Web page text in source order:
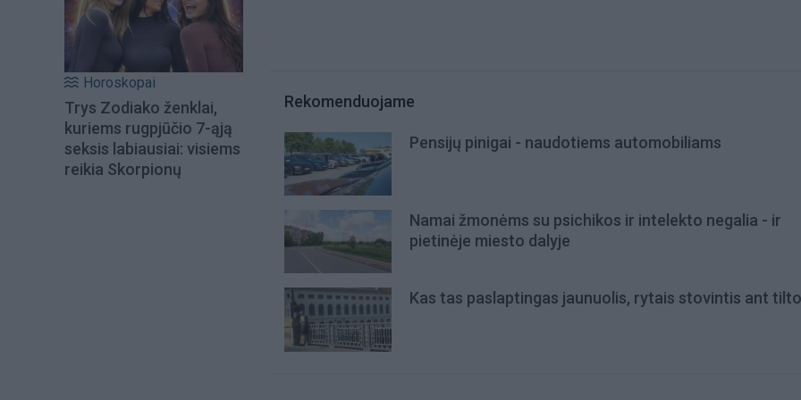
Horoskopai
Trys Zodiako ženklai,
kuriems rugpjūčio 7-ąją
seksis labiausiai: visiems
reikia Skorpionų
Rekomenduojame
Pensijų pinigai - naudotiems automobiliams
Namai žmonėms su psichikos ir intelekto negalia - ir
pietinėje miesto dalyje
Kas tas paslaptingas jaunuolis, rytais stovintis ant